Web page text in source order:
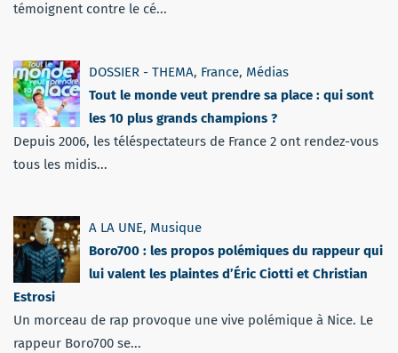
témoignent contre le cé...
DOSSIER - THEMA, France, Médias
Tout le monde veut prendre sa place : qui sont
les 10 plus grands champions ?
Depuis 2006, les téléspectateurs de France 2 ont rendez-vous
tous les midis...
A LA UNE, Musique
Boro700 : les propos polémiques du rappeur qui
lui valent les plaintes d’Éric Ciotti et Christian
Estrosi
Un morceau de rap provoque une vive polémique à Nice. Le
rappeur Boro700 se...